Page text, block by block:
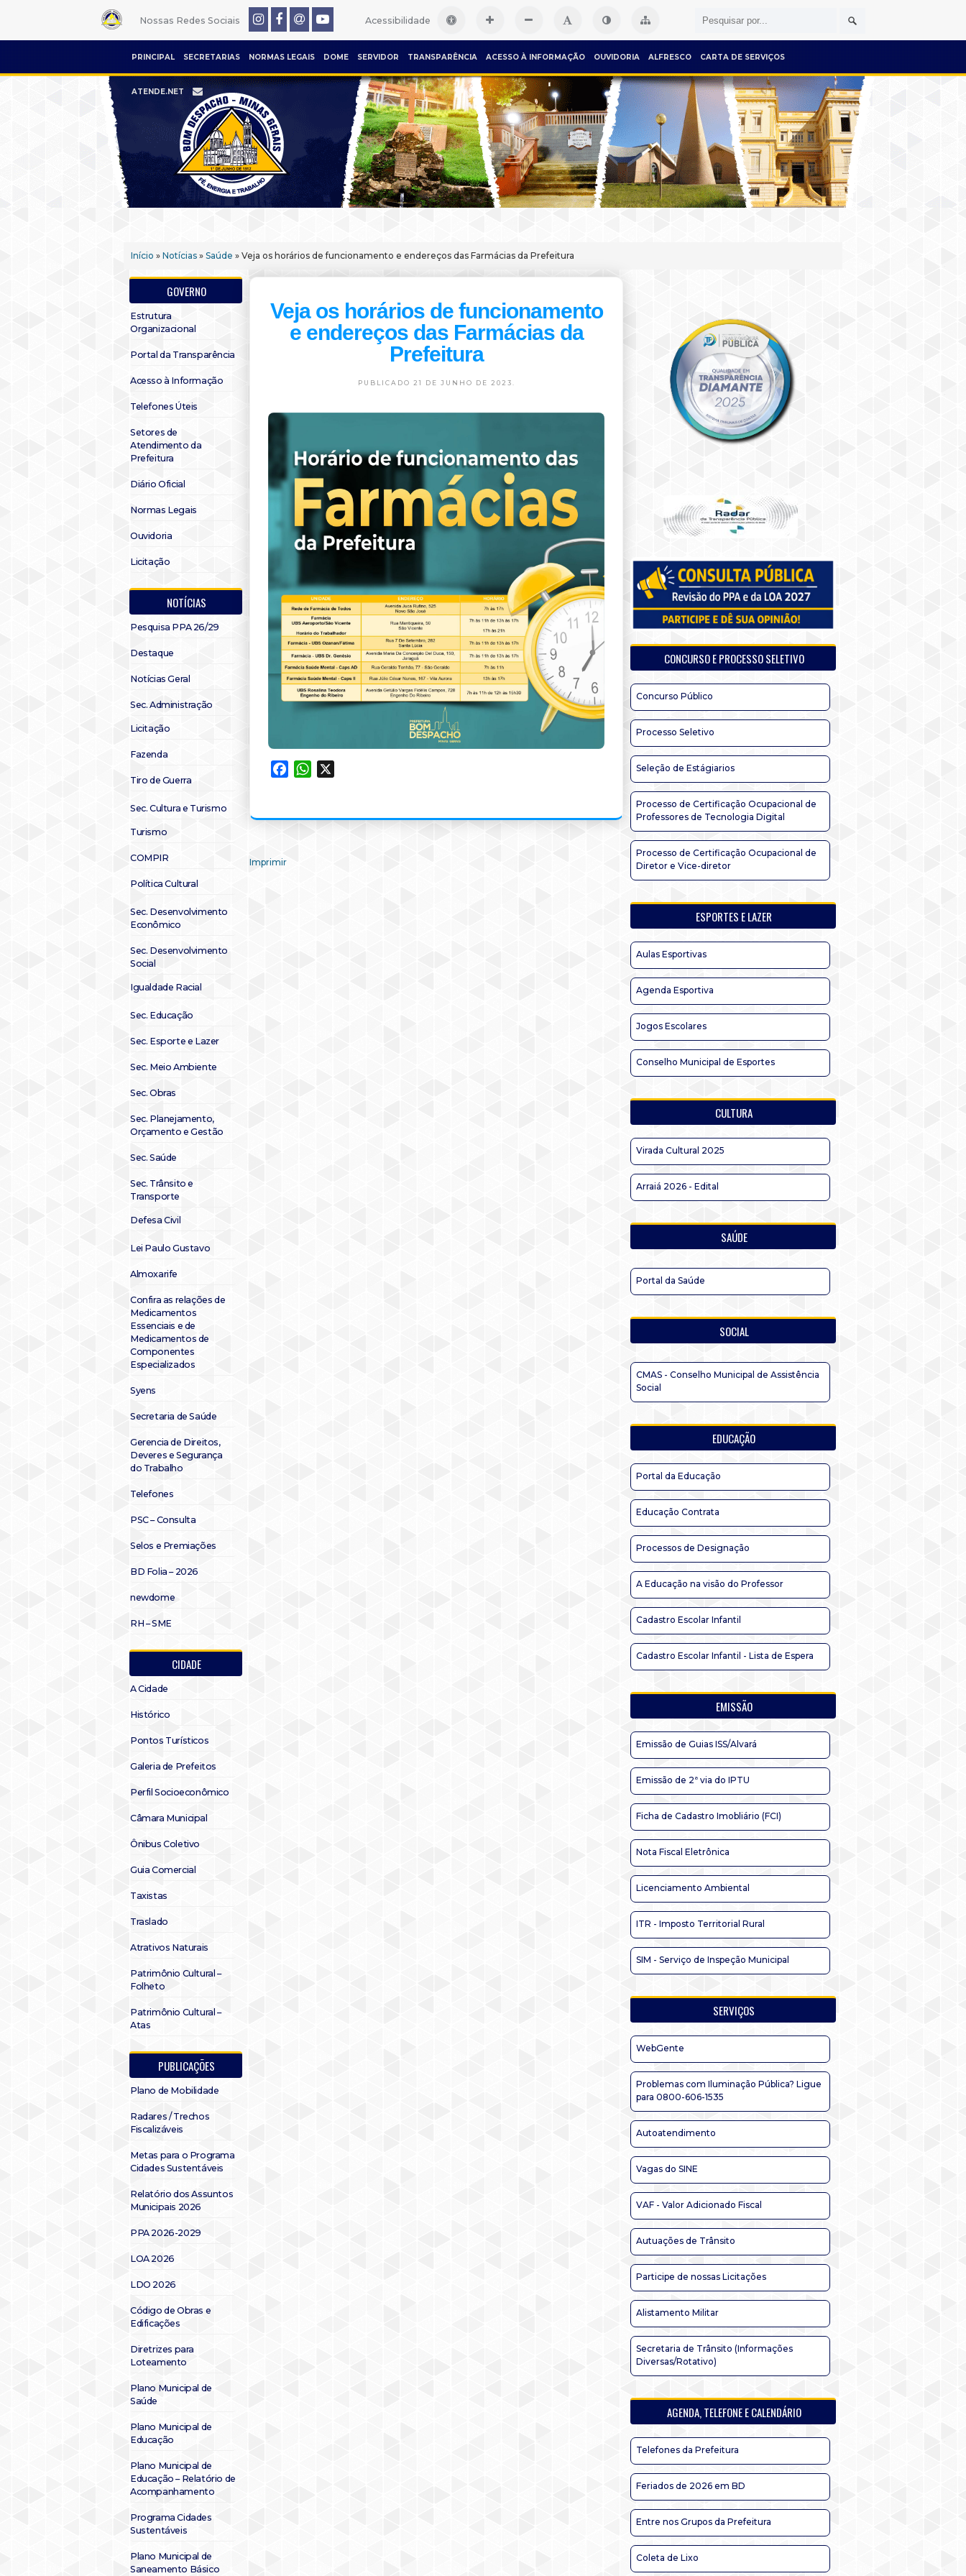
Nossas Redes Sociais Acessibilidade
PRINCIPAL SECRETARIAS NORMAS LEGAIS DOME SERVIDOR TRANSPARÊNCIA ACESSO À INFORMAÇÃO OUVIDORIA ALFRESCO CARTA DE SERVIÇOS
ATENDE.NET
Início » Notícias » Saúde » Veja os horários de funcionamento e endereços das Farmácias da Prefeitura
GOVERNO
Estrutura
Organizacional
Portal da Transparência
Acesso à Informação
Telefones Úteis
Setores de
Atendimento da
Prefeitura
Diário Oficial
Normas Legais
Ouvidoria
Licitação
NOTÍCIAS
Pesquisa PPA 26/29
Destaque
Notícias Geral
Sec. Administração
Licitação
Fazenda
Tiro de Guerra
Sec. Cultura e Turismo
Turismo
COMPIR
Política Cultural
Sec. Desenvolvimento
Econômico
Sec. Desenvolvimento
Social
Igualdade Racial
Sec. Educação
Sec. Esporte e Lazer
Sec. Meio Ambiente
Sec. Obras
Sec. Planejamento,
Orçamento e Gestão
Sec. Saúde
Sec. Trânsito e
Transporte
Defesa Civil
Lei Paulo Gustavo
Almoxarife
Confira as relações de
Medicamentos
Essenciais e de
Medicamentos de
Componentes
Especializados
Syens
Secretaria de Saúde
Gerencia de Direitos,
Deveres e Segurança
do Trabalho
Telefones
PSC – Consulta
Selos e Premiações
BD Folia – 2026
newdome
RH – SME
CIDADE
A Cidade
Histórico
Pontos Turísticos
Galeria de Prefeitos
Perfil Socioeconômico
Câmara Municipal
Ônibus Coletivo
Guia Comercial
Taxistas
Traslado
Atrativos Naturais
Patrimônio Cultural –
Folheto
Patrimônio Cultural –
Atas
PUBLICAÇÕES
Plano de Mobilidade
Radares / Trechos
Fiscalizáveis
Metas para o Programa
Cidades Sustentáveis
Relatório dos Assuntos
Municipais 2026
PPA 2026-2029
LOA 2026
LDO 2026
Código de Obras e
Edificações
Diretrizes para
Loteamento
Plano Municipal de
Saúde
Plano Municipal de
Educação
Plano Municipal de
Educação – Relatório de
Acompanhamento
Programa Cidades
Sustentáveis
Plano Municipal de
Saneamento Básico
Veja os horários de funcionamento
e endereços das Farmácias da
Prefeitura
PUBLICADO 21 DE JUNHO DE 2023.
FacebookWhatsApp
Imprimir
CONCURSO E PROCESSO SELETIVO
Concurso Público
Processo Seletivo
Seleção de Estágiarios
Processo de Certificação Ocupacional de
Professores de Tecnologia Digital
Processo de Certificação Ocupacional de
Diretor e Vice-diretor
ESPORTES E LAZER
Aulas Esportivas
Agenda Esportiva
Jogos Escolares
Conselho Municipal de Esportes
CULTURA
Virada Cultural 2025
Arraiá 2026 - Edital
SAÚDE
Portal da Saúde
SOCIAL
CMAS - Conselho Municipal de Assistência
Social
EDUCAÇÃO
Portal da Educação
Educação Contrata
Processos de Designação
A Educação na visão do Professor
Cadastro Escolar Infantil
Cadastro Escolar Infantil - Lista de Espera
EMISSÃO
Emissão de Guias ISS/Alvará
Emissão de 2ª via do IPTU
Ficha de Cadastro Imobliário (FCI)
Nota Fiscal Eletrônica
Licenciamento Ambiental
ITR - Imposto Territorial Rural
SIM - Serviço de Inspeção Municipal
SERVIÇOS
WebGente
Problemas com Iluminação Pública? Ligue
para 0800-606-1535
Autoatendimento
Vagas do SINE
VAF - Valor Adicionado Fiscal
Autuações de Trânsito
Participe de nossas Licitações
Alistamento Militar
Secretaria de Trânsito (Informações
Diversas/Rotativo)
AGENDA, TELEFONE E CALENDÁRIO
Telefones da Prefeitura
Feriados de 2026 em BD
Entre nos Grupos da Prefeitura
Coleta de Lixo